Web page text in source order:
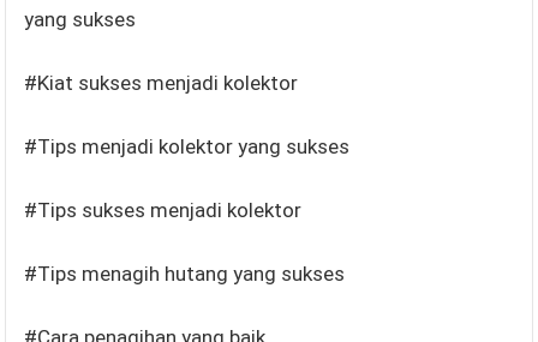
yang sukses
#Kiat sukses menjadi kolektor
#Tips menjadi kolektor yang sukses
#Tips sukses menjadi kolektor
#Tips menagih hutang yang sukses
#Cara penagihan yang baik